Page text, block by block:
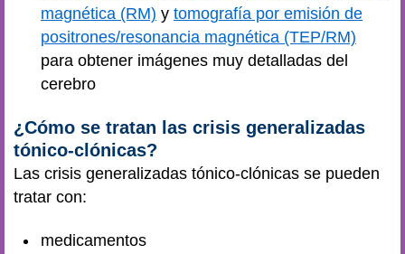
magnética (RM) y tomografía por emisión de
positrones/resonancia magnética (TEP/RM)
para obtener imágenes muy detalladas del
cerebro
¿Cómo se tratan las crisis generalizadas
tónico-clónicas?
Las crisis generalizadas tónico-clónicas se pueden
tratar con:
medicamentos